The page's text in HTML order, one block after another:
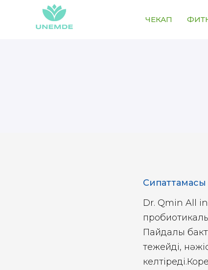
ЧЕКАП
Сипаттамасы
Dr. Qmin All in
Пайдалы
тежейді,